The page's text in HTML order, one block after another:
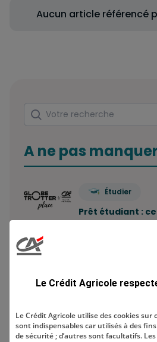
Aucun article référencé
Rechercher
Votre recherche
A ne pas
Étudier
Prêt étudiant :
Comment
Le Crédit Agricole
Le Crédit Agricole utilise des cookies sur
sont indispensables car utilisés à des
de sécurité ; d’autres sont facultatifs. Les